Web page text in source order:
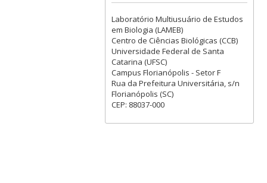
Laboratório Multiusuário de Estudos
em Biologia (LAMEB)
Centro de Ciências Biológicas (CCB)
Universidade Federal de Santa
Catarina (UFSC)
Campus Florianópolis - Setor F
Rua da Prefeitura Universitária, s/n
Florianópolis (SC)
CEP: 88037-000